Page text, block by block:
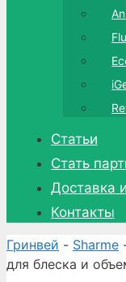
Статьи
Стать
Доставка
Контакты
Гринвей - Sharme
для блеска и